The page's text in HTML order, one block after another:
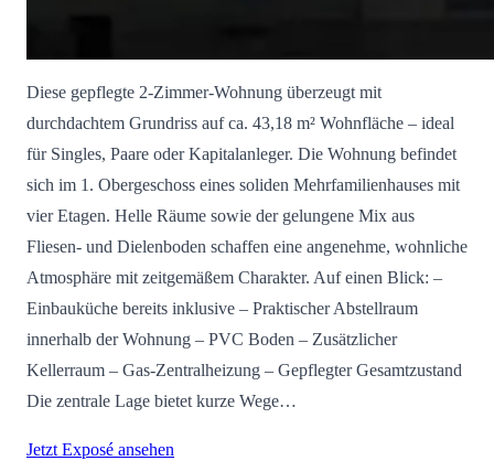
Diese gepflegte 2-Zimmer-Wohnung überzeugt mit
durchdachtem Grundriss auf ca. 43,18 m² Wohnfläche – ideal
für Singles, Paare oder Kapitalanleger. Die Wohnung befindet
sich im 1. Obergeschoss eines soliden Mehrfamilienhauses mit
vier Etagen. Helle Räume sowie der gelungene Mix aus
Fliesen- und Dielenboden schaffen eine angenehme, wohnliche
Atmosphäre mit zeitgemäßem Charakter. Auf einen Blick: –
Einbauküche bereits inklusive – Praktischer Abstellraum
innerhalb der Wohnung – PVC Boden – Zusätzlicher
Kellerraum – Gas-Zentralheizung – Gepflegter Gesamtzustand
Die zentrale Lage bietet kurze Wege…
Jetzt Exposé ansehen